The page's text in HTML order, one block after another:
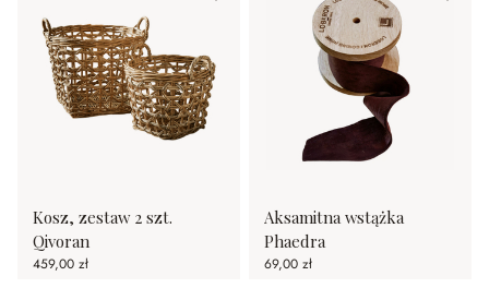
Kosz, zestaw 2 szt.
Qivoran
459,00 zł
Aksamitna wstążka
Phaedra
69,00 zł